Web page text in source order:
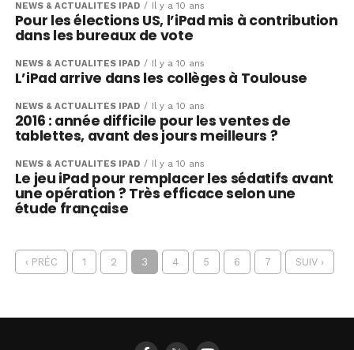
NEWS & ACTUALITÉS IPAD Il y a 10 ans
Pour les élections US, l’iPad mis à contribution
dans les bureaux de vote
NEWS & ACTUALITÉS IPAD Il y a 10 ans
L’iPad arrive dans les collèges à Toulouse
NEWS & ACTUALITÉS IPAD Il y a 10 ans
2016 : année difficile pour les ventes de
tablettes, avant des jours meilleurs ?
NEWS & ACTUALITÉS IPAD Il y a 10 ans
Le jeu iPad pour remplacer les sédatifs avant
une opération ? Très efficace selon une
étude française
‹ PRÉC 1 2 3 4 5 6 7 SUIV ›